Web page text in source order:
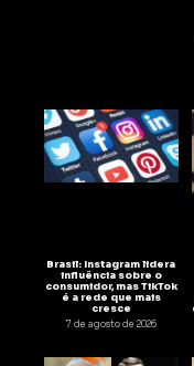
Brasil: Instagram lidera
influência sobre o
consumidor, mas TikTok
é a rede que mais
cresce
7 de agosto de 2026